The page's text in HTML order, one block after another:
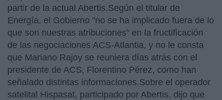
partir de la actual Abertis.Según el titular de
Energía, el Gobierno "no se ha implicado fuera de lo
que son nuestras atribuciones" en la fructificación
de las negociaciones ACS-Atlantia, y no le consta
que Mariano Rajoy se reuniera días atrás con el
presidente de ACS, Florentino Pérez, como han
señalado distintas informaciones.Sobre el operador
satelital Hispasat, participado por Abertis, dijo que